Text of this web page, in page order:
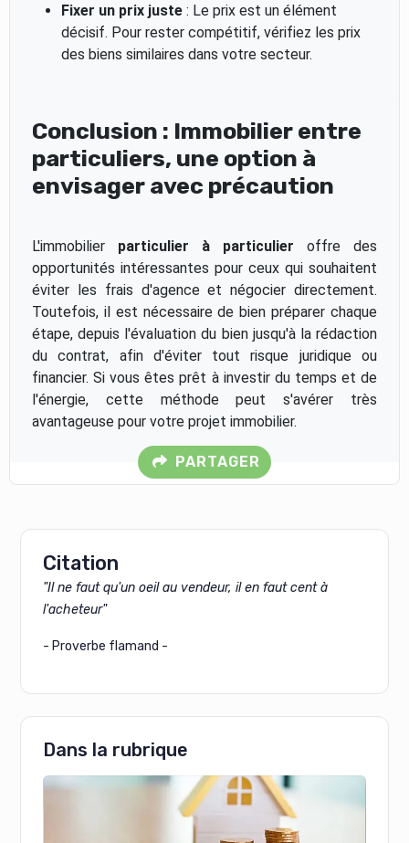
Fixer un prix juste: Le prix est un élément
décisif. Pour rester compétitif, vérifiez les prix
des biens similaires dans votre secteur.
Conclusion : Immobilier entre
particuliers, une option à
envisager avec précaution
L'immobilier particulier à particulier offre des
opportunités intéressantes pour ceux qui souhaitent
éviter les frais d'agence et négocier directement.
Toutefois, il est nécessaire de bien préparer chaque
étape, depuis l'évaluation du bien jusqu'à la rédaction
du contrat, afin d'éviter tout risque juridique ou
financier. Si vous êtes prêt à investir du temps et de
l'énergie, cette méthode peut s'avérer très
avantageuse pour votre projet immobilier.
PARTAGER
Citation
"Il ne faut qu'un oeil au vendeur, il en faut cent à
l'acheteur"
- Proverbe flamand -
Dans la rubrique